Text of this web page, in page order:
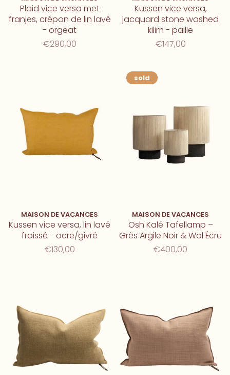
Plaid vice versa met
franjes, crépon de lin lavé
- orgeat
€290,00
Kussen vice versa,
jacquard stone washed
kilim - paille
€147,00
MAISON DE VACANCES
Kussen vice versa, lin lavé
froissé - ocre/givré
€130,00
sold
MAISON DE VACANCES
Osh Kalé Tafellamp –
Grès Argile Noir & Wol Écru
€400,00